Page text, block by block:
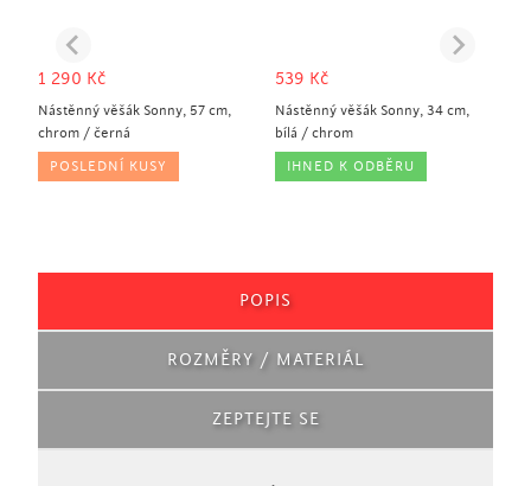
1 290 Kč
Nástěnný věšák Sonny, 57 cm,
chrom / černá
POSLEDNÍ KUSY
539 Kč
Nástěnný věšák Sonny, 34 cm,
bílá / chrom
IHNED K ODBĚRU
POPIS
ROZMĚRY / MATERIÁL
ZEPTEJTE SE